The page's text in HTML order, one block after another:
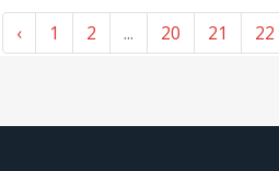
‹ 1 2 ... 20 21 22